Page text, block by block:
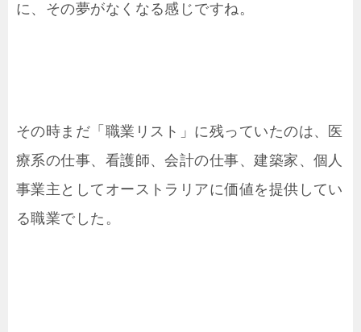
に、その夢がなくなる感じですね。
その時まだ「職業リスト」に残っていたのは、医
療系の仕事、看護師、会計の仕事、建築家、個人
事業主としてオーストラリアに価値を提供してい
る職業でした。